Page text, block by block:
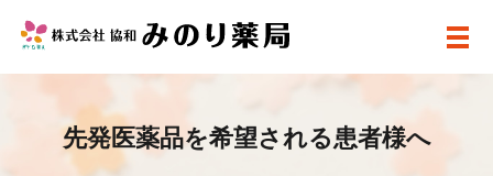
メ
先発医薬品を希望される患者様へ